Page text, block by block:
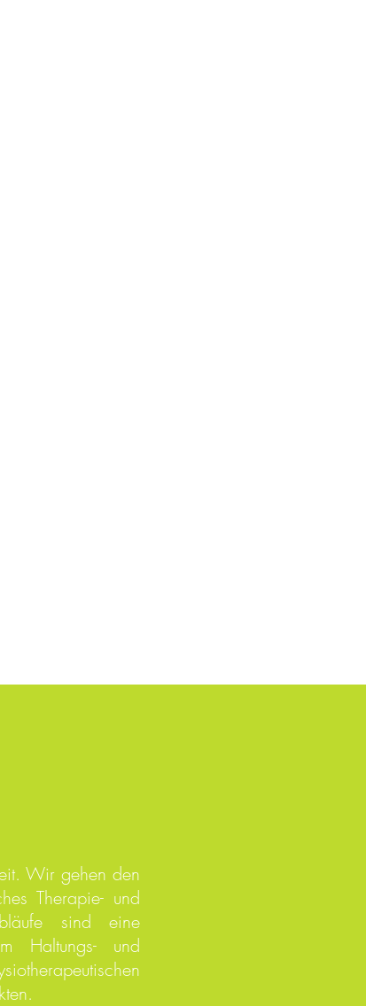
Wir gehen den
Therapie- und
sind eine
Haltungs- und